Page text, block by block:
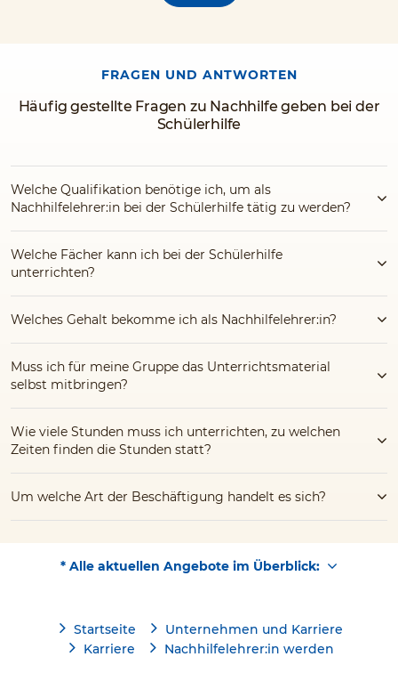
FRAGEN UND ANTWORTEN
Häufig gestellte Fragen zu Nachhilfe geben bei der
Schülerhilfe
Welche Qualifikation benötige ich, um als
Nachhilfelehrer:in bei der Schülerhilfe tätig zu werden?
Welche Fächer kann ich bei der Schülerhilfe
unterrichten?
Welches Gehalt bekomme ich als Nachhilfelehrer:in?
Muss ich für meine Gruppe das Unterrichtsmaterial
selbst mitbringen?
Wie viele Stunden muss ich unterrichten, zu welchen
Zeiten finden die Stunden statt?
Um welche Art der Beschäftigung handelt es sich?
* Alle aktuellen Angebote im Überblick:
Startseite
Unternehmen und Karriere
Karriere
Nachhilfelehrer:in werden